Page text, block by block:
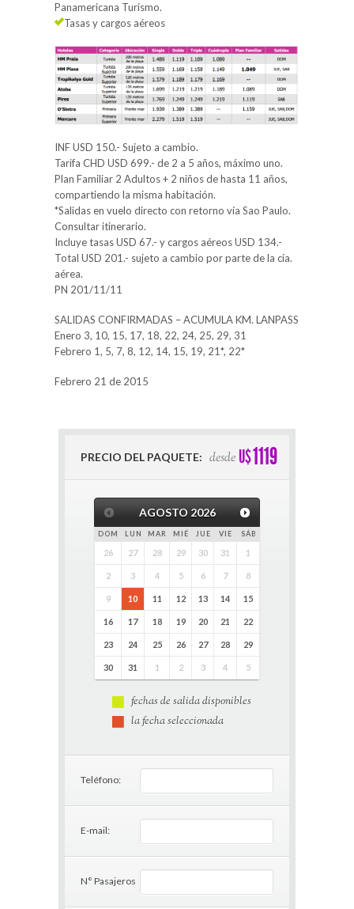
Panamericana Turismo.
Tasas y cargos aéreos
INF USD 150.- Sujeto a cambio.
Tarifa CHD USD 699.- de 2 a 5 años, máximo uno.
Plan Familiar 2 Adultos + 2 niños de hasta 11 años,
compartiendo la misma habitación.
*Salidas en vuelo directo con retorno vía Sao Paulo.
Consultar itinerario.
Incluye tasas USD 67.- y cargos aéreos USD 134.-
Total USD 201.- sujeto a cambio por parte de la cía.
aérea.
PN 201/11/11
SALIDAS CONFIRMADAS – ACUMULA KM. LANPASS
Enero 3, 10, 15, 17, 18, 22, 24, 25, 29, 31
Febrero 1, 5, 7, 8, 12, 14, 15, 19, 21*, 22*
Febrero 21 de 2015
PRECIO DEL PAQUETE: desde U$1119
AGOSTO 2026
DOM LUN MAR MIÉ JUE VIE SÁB
26 27 28 29 30 31 1
2 3 4 5 6 7 8
9 10 11 12 13 14 15
16 17 18 19 20 21 22
23 24 25 26 27 28 29
30 31 1 2 3 4 5
fechas de salida disponibles
la fecha seleccionada
Teléfono:
E-mail:
N° Pasajeros